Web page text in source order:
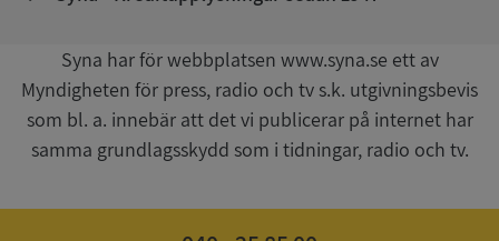
Syna har för webbplatsen www.syna.se ett av
Myndigheten för press, radio och tv s.k. utgivningsbevis
som bl. a. innebär att det vi publicerar på internet har
samma grundlagsskydd som i tidningar, radio och tv.
CookieScriptConsent
CookieScript
.syna.se
1 år 1
månad